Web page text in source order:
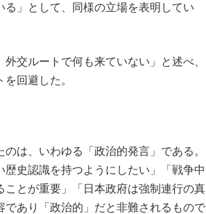
」として、同様の立場を表明してい
交ルートで何も来ていない」と述べ、
回避した。
は、いわゆる「政治的発言」である。
史認識を持つようにしたい」「戦争中
とが重要」「日本政府は強制連行の真
あり「政治的」だと非難されるもので